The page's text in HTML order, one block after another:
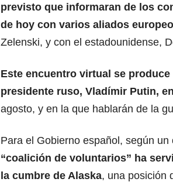
previsto que informaran de los
de hoy con varios aliados
Zelenski, y con el estadounidense,
Este encuentro virtual se
presidente ruso, Vladímir Putin,
agosto, y en la que hablarán de la
Para el Gobierno español, según un
“coalición de voluntarios” ha
la cumbre de Alaska, una posición